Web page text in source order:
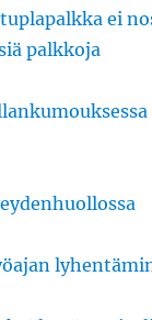
ei
palkkoja